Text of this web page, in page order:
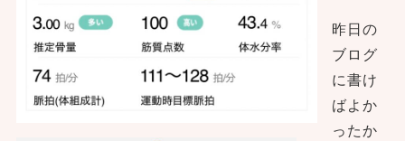
昨日の
ブログ
に書け
ばよか
ったか